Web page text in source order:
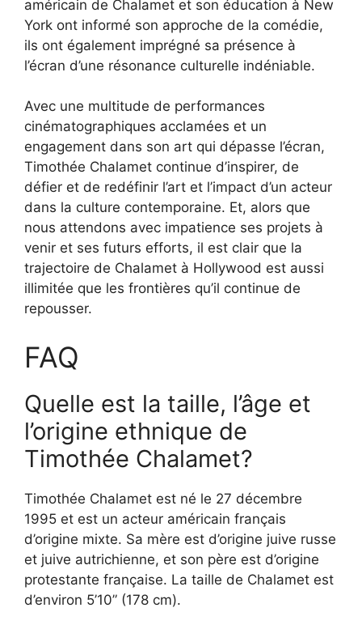
américain de Chalamet et son éducation à New
York ont informé son approche de la comédie,
ils ont également imprégné sa présence à
l’écran d’une résonance culturelle indéniable.
Avec une multitude de performances
cinématographiques acclamées et un
engagement dans son art qui dépasse l’écran,
Timothée Chalamet continue d’inspirer, de
défier et de redéfinir l’art et l’impact d’un acteur
dans la culture contemporaine. Et, alors que
nous attendons avec impatience ses projets à
venir et ses futurs efforts, il est clair que la
trajectoire de Chalamet à Hollywood est aussi
illimitée que les frontières qu’il continue de
repousser.
FAQ
Quelle est la taille, l’âge et
l’origine ethnique de
Timothée Chalamet?
Timothée Chalamet est né le 27 décembre
1995 et est un acteur américain français
d’origine mixte. Sa mère est d’origine juive russe
et juive autrichienne, et son père est d’origine
protestante française. La taille de Chalamet est
d’environ 5’10” (178 cm).